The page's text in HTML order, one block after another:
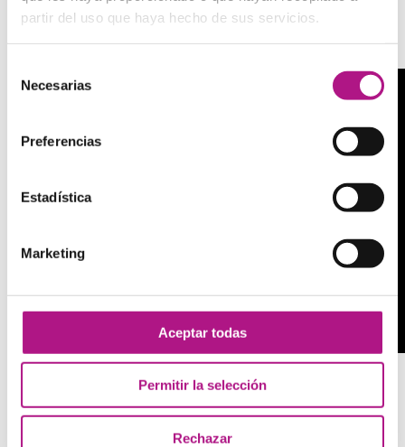
partir del uso que haya hecho de sus servicios.
Necesarias
Preferencias
Estadística
Marketing
Aceptar todas
Permitir la selección
Rechazar
What have you said?– ¿Qué has dicho?
Have you ever been in England?– ¿Has estado en
Inglaterra alguna vez?
Partículas o complementos del
presente perfecto